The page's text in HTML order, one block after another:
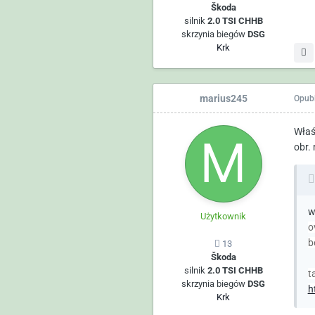
Škoda
silnik 2.0 TSI CHHB
skrzynia biegówDSG
Krk
marius245
Użytkownik
13
Škoda
silnik 2.0 TSI CHHB
skrzynia biegówDSG
Krk
obr.